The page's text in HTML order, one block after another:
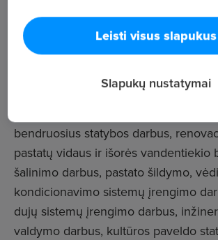
3 699
~2 801 €
Vid. atlyginimas
UAB „Statmax“, kaip generalinis
bendruosius statybos darbus,
pastatų vidaus ir išorės vandentiekio
šalinimo darbus, pastato šildymo,
kondicionavimo sistemų įrengimo
dujų sistemų įrengimo darbus,
valdymo darbus, kultūros paveldo
Leisti visus slapukus
Slapukų nustatymai